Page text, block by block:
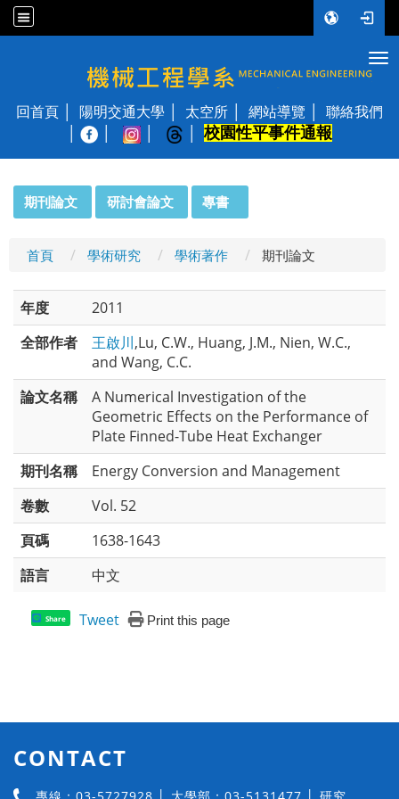
國立陽明交通大學 機械工程學系
回首頁 陽明交通大學 太空所 網站導覽
聯絡我們
校園性平事件通報
期刊論文 研討會論文 專書
首頁 學術研究 學術著作 期刊論文
年度
2011
全部作者
王啟川,Lu, C.W., Huang, J.M., Nien, W.C.,
and Wang, C.C.
論文名稱
A Numerical Investigation of the
Geometric Effects on the Performance of
Plate Finned-Tube Heat Exchanger
期刊名稱
Energy Conversion and Management
卷數
Vol. 52
頁碼
1638-1643
語言
中文
Share Tweet Print this page
CONTACT